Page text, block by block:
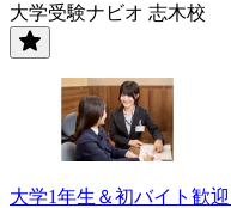
大学受験ナビオ 志木校
大学1年生＆初バイト歓